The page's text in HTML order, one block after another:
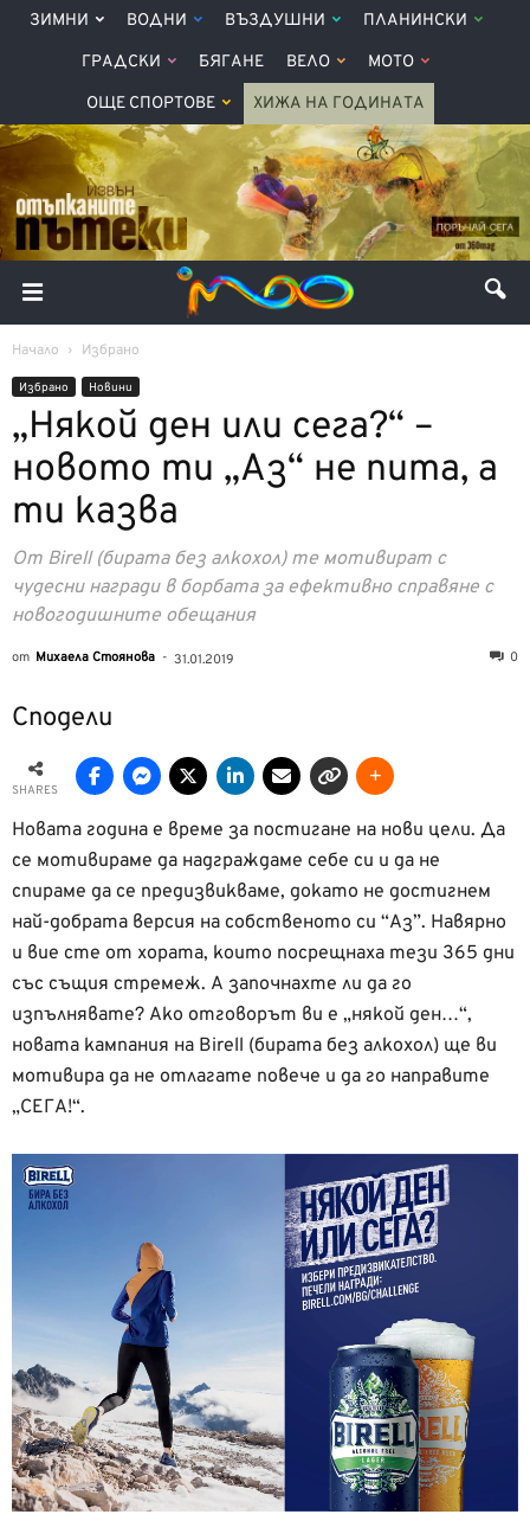
ЗИМНИ ВОДНИ ВЪЗДУШНИ ПЛАНИНСКИ
ГРАДСКИ БЯГАНЕ ВЕЛО МОТО
ОЩЕ СПОРТОВЕ ХИЖА НА ГОДИНАТА
Начало Избрано
Избрано Новини
„Някой ден или сега?“ –
новото ти „Аз“ не пита, а
ти казва
От Birell (бирата без алкохол) те мотивират с
чудесни награди в борбата за ефективно справяне с
новогодишните обещания
от Михаела Стоянова - 31.01.2019 0
Сподели
SHARES
Новата година е време за постигане на нови цели. Да
се мотивираме да надграждаме себе си и да не
спираме да се предизвикваме, докато не достигнем
най-добрата версия на собственото си “Аз”. Навярно
и вие сте от хората, които посрещнаха тези 365 дни
със същия стремеж. А започнахте ли да го
изпълнявате? Ако отговорът ви е „някой ден…“,
новата кампания на Birell (бирата без алкохол) ще ви
мотивира да не отлагате повече и да го направите
„СЕГА!“.